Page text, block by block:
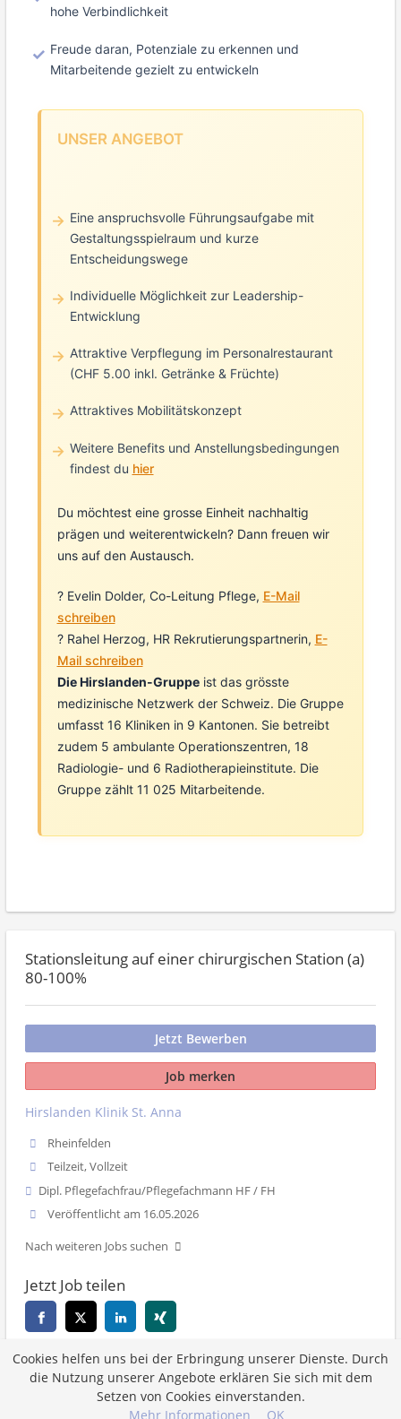
hohe Verbindlichkeit
Freude daran, Potenziale zu erkennen und
Mitarbeitende gezielt zu entwickeln
UNSER ANGEBOT
Eine anspruchsvolle Führungsaufgabe mit
Gestaltungsspielraum und kurze
Entscheidungswege
Individuelle Möglichkeit zur Leadership-
Entwicklung
Attraktive Verpflegung im Personalrestaurant
(CHF 5.00 inkl. Getränke & Früchte)
Attraktives Mobilitätskonzept
Weitere Benefits und Anstellungsbedingungen
findest du hier
Du möchtest eine grosse Einheit nachhaltig
prägen und weiterentwickeln? Dann freuen wir
uns auf den Austausch.
? Evelin Dolder, Co-Leitung Pflege, E-Mail
schreiben
? Rahel Herzog, HR Rekrutierungspartnerin, E-
Mail schreiben
Die Hirslanden-Gruppeist das grösste
medizinische Netzwerk der Schweiz. Die Gruppe
umfasst 16 Kliniken in 9 Kantonen. Sie betreibt
zudem 5 ambulante Operationszentren, 18
Radiologie- und 6 Radiotherapieinstitute. Die
Gruppe zählt 11 025 Mitarbeitende.
Stationsleitung auf einer chirurgischen Station (a)
80-100%
Jetzt Bewerben
Job merken
Hirslanden Klinik St. Anna
Rheinfelden
Teilzeit, Vollzeit
Dipl. Pflegefachfrau/Pflegefachmann HF / FH
Veröffentlicht am 16.05.2026
Nach weiteren Jobs suchen
Jetzt Job teilen
Zurück
Cookies helfen uns bei der Erbringung unserer Dienste. Durch
die Nutzung unserer Angebote erklären Sie sich mit dem
Setzen von Cookies einverstanden.
Mehr Informationen
OK